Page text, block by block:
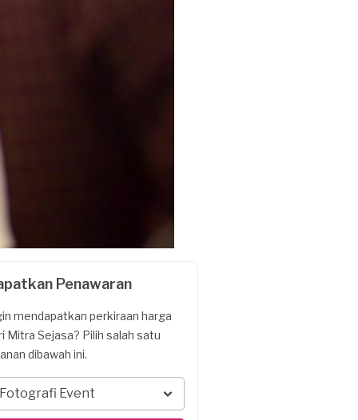
Penawaran
mendapatkan perkiraan harga
Mitra Sejasa? Pilih salah satu
dibawah ini.
Fotografi Event